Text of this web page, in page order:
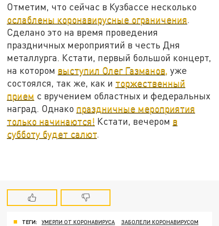
Отметим, что сейчас в Кузбассе несколько
ослаблены коронавирусные ограничения.
Сделано это на время проведения
праздничных мероприятий в честь Дня
металлурга. Кстати, первый большой концерт,
на котором выступил Олег Газманов, уже
состоялся, так же, как и торжественный
прием с вручением областных и федеральных
наград. Однако праздничные мероприятия
только начинаются! Кстати, вечером в
субботу будет салют.
ТЕГИ: УМЕРЛИ ОТ КОРОНАВИРУСА
ЗАБОЛЕЛИ КОРОНАВИРУСОМ